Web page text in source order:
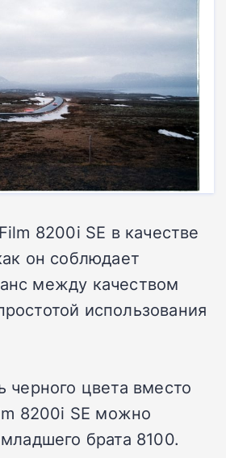
8200i SE в качестве
он соблюдает
между качеством
использования
черного цвета вместо
8200i SE можно
брата 8100.